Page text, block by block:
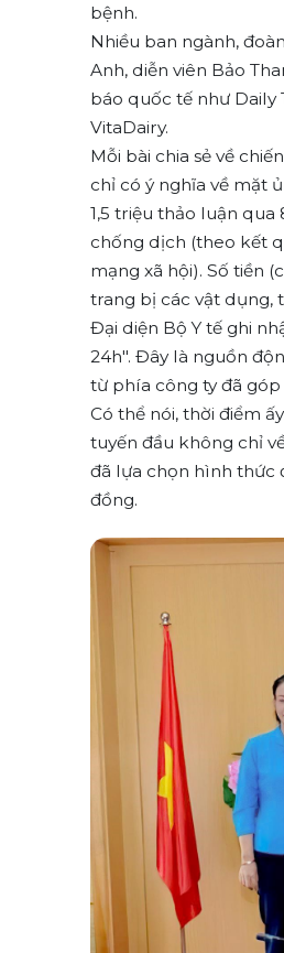
bệnh.
Nhiều ban ngành,
Anh, diễn viên Bảo
báo quốc tế như Daily
VitaDairy.
Mỗi bài chia sẻ về
chỉ có ý nghĩa về mặt
1,5 triệu thảo luận qua
chống dịch (theo kết
mạng xã hội). Số tiền
trang bị các vật dụng,
Đại diện Bộ Y tế ghi
24h". Đây là nguồn
từ phía công ty đã góp
Có thể nói, thời điểm
tuyến đầu không chỉ
đã lựa chọn hình thức
đồng.